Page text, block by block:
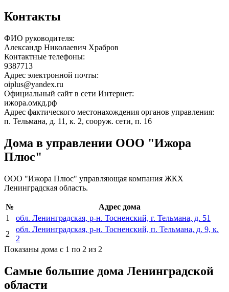
Контакты
ФИО руководителя:
Александр Николаевич Храбров
Контактные телефоны:
9387713
Адрес электронной почты:
oiplus@yandex.ru
Официальный сайт в сети Интернет:
ижора.омкд.рф
Адрес фактического местонахождения органов управления:
п. Тельмана, д. 11, к. 2, сооруж. сети, п. 16
Дома в управлении ООО "Ижора
Плюс"
ООО "Ижора Плюс" управляющая компания ЖКХ
Ленинградская область.
№
Адрес дома
1
обл. Ленинградская, р-н. Тосненский, г. Тельмана, д. 51
2
обл. Ленинградская, р-н. Тосненский, п. Тельмана, д. 9, к.
2
Показаны дома с 1 по 2 из 2
Самые большие дома Ленинградской
области